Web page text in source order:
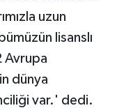
uzun
lisanslı
Avrupa
dünya
var.' dedi.